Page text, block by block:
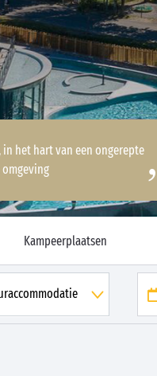
het hart van een ongerepte
Kampeerplaatsen